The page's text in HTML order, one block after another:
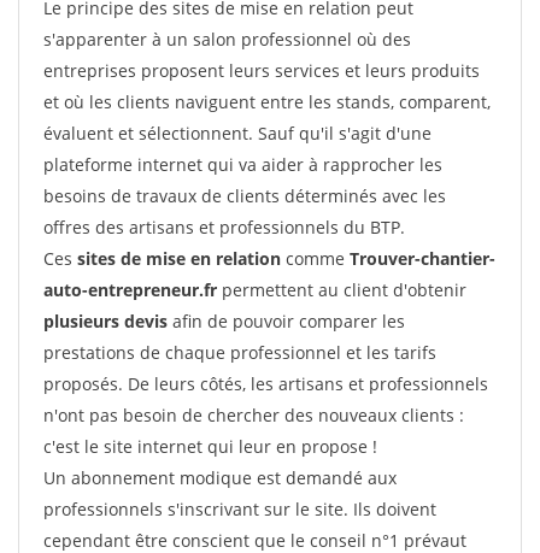
Le principe des sites de mise en relation peut
s'apparenter à un salon professionnel où des
entreprises proposent leurs services et leurs produits
et où les clients naviguent entre les stands, comparent,
évaluent et sélectionnent. Sauf qu'il s'agit d'une
plateforme internet qui va aider à rapprocher les
besoins de travaux de clients déterminés avec les
offres des artisans et professionnels du BTP.
Ces sites de mise en relation comme Trouver-chantier-
auto-entrepreneur.fr permettent au client d'obtenir
plusieurs devis afin de pouvoir comparer les
prestations de chaque professionnel et les tarifs
proposés. De leurs côtés, les artisans et professionnels
n'ont pas besoin de chercher des nouveaux clients :
c'est le site internet qui leur en propose !
Un abonnement modique est demandé aux
professionnels s'inscrivant sur le site. Ils doivent
cependant être conscient que le conseil n°1 prévaut